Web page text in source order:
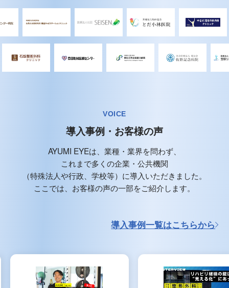
VOICE
導入事例・お客様の声
AYUMI EYEは、業種・業界を問わず、
これまで多くの企業・公共機関
（特殊法人や行政、学校等）に導入いただきました。
ここでは、お客様の声の一部をご紹介します。
導入事例一覧はこちらから